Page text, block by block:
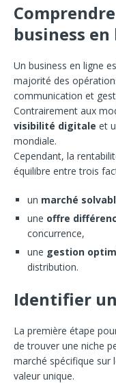
business
Un business en ligne
majorité des
communication et
Contrairement aux
visibilité digitale et
mondiale.
Cependant, la
équilibre entre trois
un marché
une offre
concurrence,
une gestion
distribution.
Identifier
La première étape
de trouver une niche
marché spécifique sur
valeur unique.